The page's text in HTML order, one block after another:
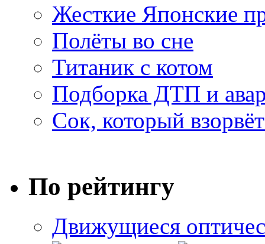
Жесткие Японские
Полёты во сне
Титаник с котом
Подборка ДТП и
Сок, который
По рейтингу
Движущиеся